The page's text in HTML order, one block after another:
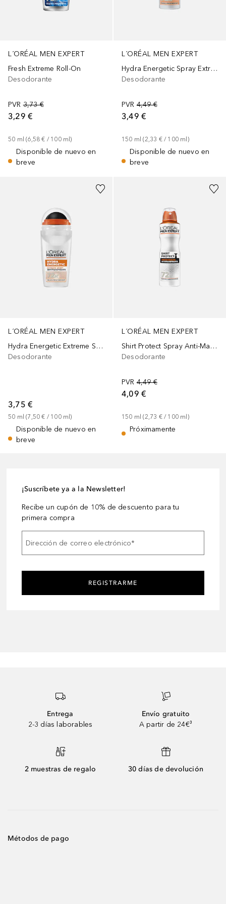
L´ORÉAL MEN EXPERT
Fresh Extreme Roll-On
Desodorante
PVR 3,73 €
3,29 €
50 ml (6,58 € / 100 ml)
Disponible de nuevo en
breve
L´ORÉAL MEN EXPERT
Hydra Energetic Spray Extreme Sport
Desodorante
PVR 4,49 €
3,49 €
150 ml (2,33 € / 100 ml )
Disponible de nuevo en
breve
L´ORÉAL MEN EXPERT
Hydra Energetic Extreme Sport Roll-On
Desodorante
3,75 €
50 ml (7,50 € / 100 ml)
Disponible de nuevo en
breve
L´ORÉAL MEN EXPERT
Shirt Protect Spray Anti-Manchas
Desodorante
PVR 4,49 €
4,09 €
150 ml (2,73 € / 100 ml )
Próximamente
¡Suscríbete ya a la Newsletter!
Recibe un cupón de 10% de descuento para tu
primera compra
Dirección de correo electrónico*
REGISTRARME
Entrega
2-3 días laborables
Envío gratuito
A partir de 24€³
2 muestras de regalo 30 días de devolución
Métodos de pago